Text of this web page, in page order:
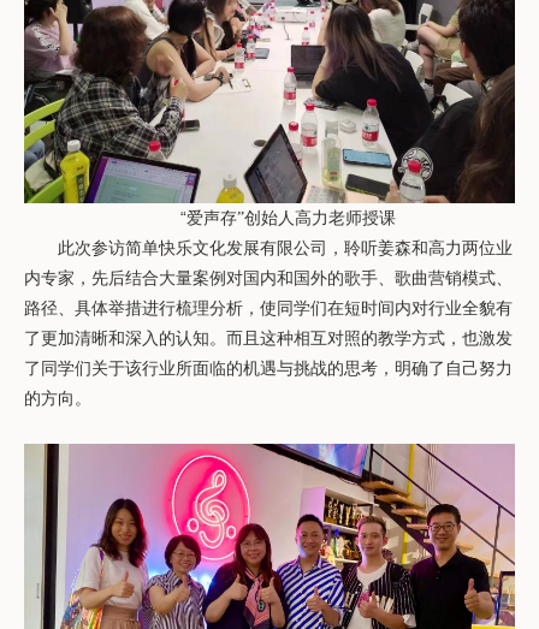
“爱声存”创始人高力老师授课
此次参访简单快乐文化发展有限公司，聆听姜森和高力两位业
内专家，先后结合大量案例对国内和国外的歌手、歌曲营销模式、
路径、具体举措进行梳理分析，使同学们在短时间内对行业全貌有
了更加清晰和深入的认知。而且这种相互对照的教学方式，也激发
了同学们关于该行业所面临的机遇与挑战的思考，明确了自己努力
的方向。